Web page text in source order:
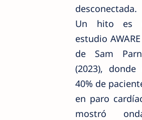
desconectada.
Un hito es
estudio
de Sam
(2023), donde
40% de
en paro
mostró